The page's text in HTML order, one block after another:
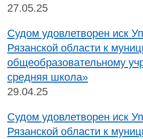
27.05.25
Судом удовлетворен иск
Рязанской области к
общеобразовательному
средняя школа»
29.04.25
Судом удовлетворен иск
Рязанской области к